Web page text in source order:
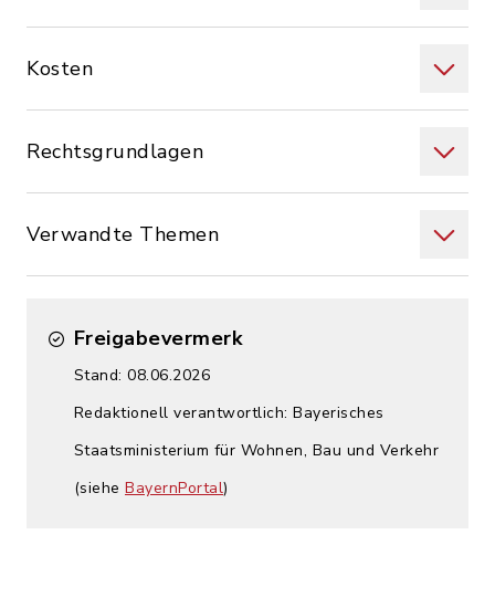
Kosten
Rechtsgrundlagen
Verwandte Themen
Freigabevermerk
Stand: 08.06.2026
Redaktionell verantwortlich: Bayerisches
Staatsministerium für Wohnen, Bau und Verkehr
(siehe BayernPortal)